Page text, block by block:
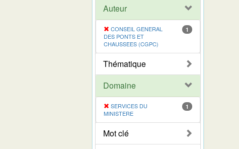
Auteur
CONSEIL GENERAL
DES PONTS ET
CHAUSSEES (CGPC)
1
Thématique
Domaine
SERVICES DU
MINISTERE
1
Mot clé